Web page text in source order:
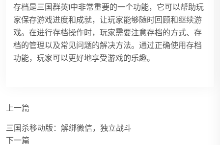
存档是三国群英1中非常重要的一个功能，它可以帮助玩
家保存游戏进度和成就，让玩家能够随时回顾和继续游
戏。在进行存档操作时，玩家需要注意存档的方式、存
档的管理以及常见问题的解决方法。通过正确使用存档
功能，玩家可以更好地享受游戏的乐趣。
上一篇
三国杀移动版：解绑微信，独立战斗
下一篇